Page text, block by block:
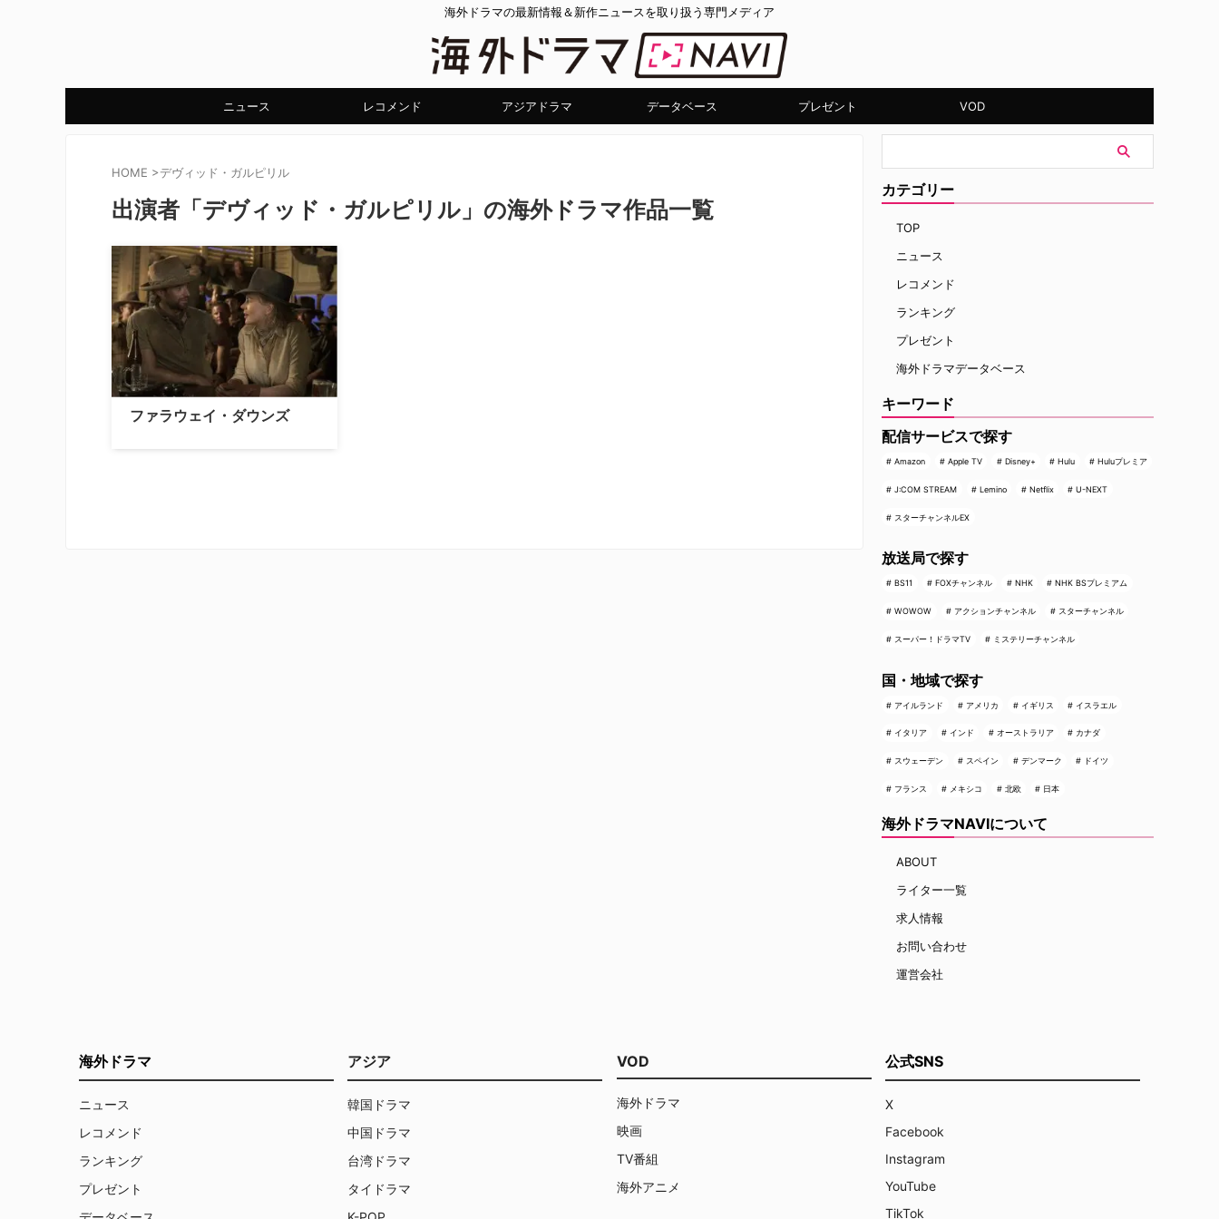
海外ドラマの最新情報＆新作ニュースを取り扱う専門メディア
ニュース レコメンド アジアドラマ データベース プレゼント VOD
HOME >デヴィッド・ガルピリル
出演者「デヴィッド・ガルピリル」の海外ドラマ作品一覧
ファラウェイ・ダウンズ
カテゴリー
TOP
ニュース
レコメンド
ランキング
プレゼント
海外ドラマデータベース
キーワード
配信サービスで探す
Amazon Apple TV Disney+ Hulu Huluプレミア
J:COM STREAM Lemino Netflix U-NEXT
スターチャンネルEX
放送局で探す
BS11 FOXチャンネル NHK NHK BSプレミアム
WOWOW アクションチャンネル スターチャンネル
スーパー！ドラマTV ミステリーチャンネル
国・地域で探す
アイルランド アメリカ イギリス イスラエル
イタリア インド オーストラリア カナダ
スウェーデン スペイン デンマーク ドイツ
フランス メキシコ 北欧 日本
海外ドラマNAVIについて
ABOUT
ライター一覧
求人情報
お問い合わせ
運営会社
海外ドラマ
ニュース
レコメンド
ランキング
プレゼント
アジア
韓国ドラマ
中国ドラマ
台湾ドラマ
タイドラマ
VOD
海外ドラマ
映画
TV番組
海外アニメ
公式SNS
X
Facebook
Instagram
YouTube
TikTok